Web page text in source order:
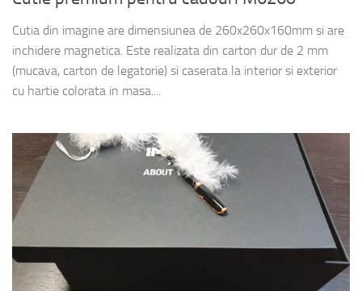
Cutia din imagine are dimensiunea de 260x260x160mm si are
inchidere magnetica. Este realizata din carton dur de 2 mm
(mucava, carton de legatorie) si caserata la interior si exterior
cu hartie colorata in masa....